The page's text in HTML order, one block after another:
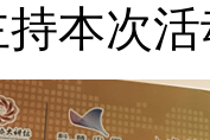
本次